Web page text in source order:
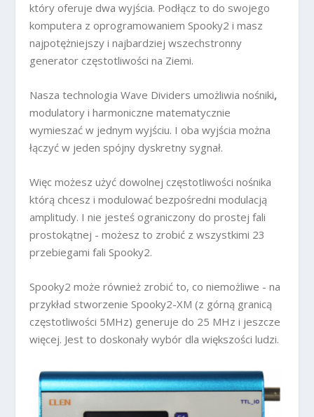
który oferuje dwa wyjścia. Podłącz to do swojego
komputera z oprogramowaniem Spooky2 i masz
najpotężniejszy i najbardziej wszechstronny
generator częstotliwości na Ziemi.
Nasza technologia Wave Dividers umożliwia nośniki,
modulatory i harmoniczne matematycznie
wymieszać w jednym wyjściu. I oba wyjścia można
łączyć w jeden spójny dyskretny sygnał.
Więc możesz użyć dowolnej częstotliwości nośnika
którą chcesz i modulować bezpośredni modulacją
amplitudy. I nie jesteś ograniczony do prostej fali
prostokątnej - możesz to zrobić z wszystkimi 23
przebiegami fali Spooky2.
Spooky2 może również zrobić to, co niemożliwe - na
przykład stworzenie Spooky2-XM (z górną granicą
częstotliwości 5MHz) generuje do 25 MHz i jeszcze
więcej. Jest to doskonały wybór dla większości ludzi.